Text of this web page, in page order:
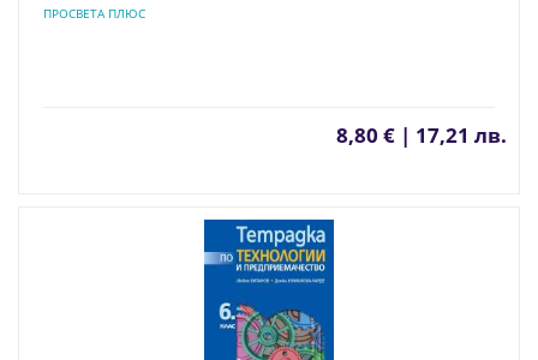
ПРОСВЕТА ПЛЮС
8,80 € | 17,21 лв.